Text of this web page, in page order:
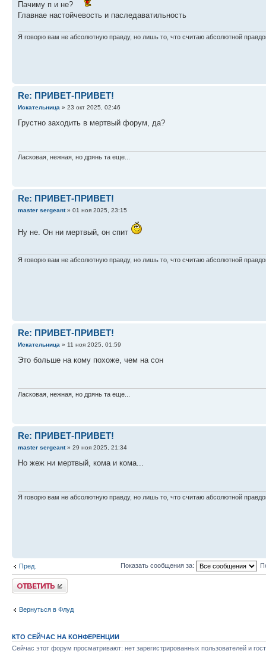
Пачиму п и не?
Главнае настойчевость и паследаватильность
Я говорю вам не абсолютную правду, но лишь то, что считаю абсолютной
Re: ПРИВЕТ-ПРИВЕТ!
Искательница » 23 окт 2025, 02:46
Грустно заходить в мертвый форум, да?
Ласковая, нежная, но дрянь та еще...
Re: ПРИВЕТ-ПРИВЕТ!
master sergeant» 01 ноя 2025, 23:15
Ну не. Он ни мертвый, он спит
Я говорю вам не абсолютную правду, но лишь то, что считаю абсолютной
Re: ПРИВЕТ-ПРИВЕТ!
Искательница » 11 ноя 2025, 01:59
Это больше на кому похоже, чем на сон
Ласковая, нежная, но дрянь та еще...
Re: ПРИВЕТ-ПРИВЕТ!
master sergeant» 29 ноя 2025, 21:34
Но жеж ни мертвый, кома и кома...
Я говорю вам не абсолютную правду, но лишь то, что считаю абсолютной
Пред. Показать сообщения за:
Ответить
Вернуться в Флуд
КТО СЕЙЧАС НА КОНФЕРЕНЦИИ
Сейчас этот форум просматривают: нет зарегистрированных пользователей и